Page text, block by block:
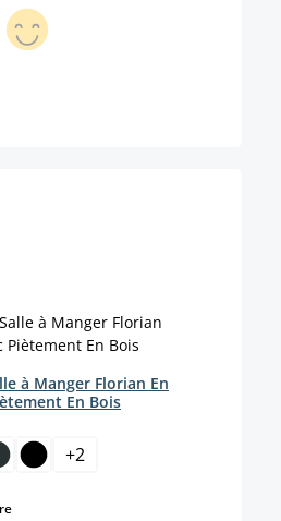
à Manger Florian En
En Bois
+2
select